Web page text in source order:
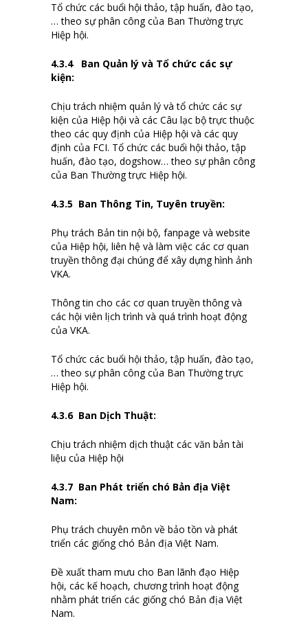
Tổ chức các buổi hội thảo, tập huấn, đào tạo,
… theo sự phân công của Ban Thường trực
Hiệp hội.
4.3.4
Ban Quản lý và Tổ chức các sự
kiện:
Chịu trách nhiệm quản lý và tổ chức các sự
kiện của Hiệp hội và các Câu lạc bộ trực thuộc
theo các quy định của Hiệp hội và các quy
định của FCI. Tổ chức các buổi hội thảo, tập
huấn, đào tạo, dogshow… theo sự phân công
của Ban Thường trực Hiệp hội.
4.3.5 Ban Thông Tin, Tuyên truyền:
Phụ trách Bản tin nội bộ, fanpage và website
của Hiệp hội, liên hệ và làm việc các cơ quan
truyền thông đại chúng để xây dựng hình ảnh
VKA.
Thông tin cho các cơ quan truyền thông và
các hội viên lịch trình và quá trình hoạt động
của VKA.
Tổ chức các buổi hội thảo, tập huấn, đào tạo,
… theo sự phân công của Ban Thường trực
Hiệp hội.
4.3.6 Ban Dịch Thuật:
Chịu trách nhiệm dịch thuật các văn bản tài
liệu của Hiệp hội
4.3.7 Ban Phát triển chó Bản địa Việt
Nam:
Phụ trách chuyên môn về bảo tồn và phát
triển các giống chó Bản địa Việt Nam.
Đề xuất tham mưu cho Ban lãnh đạo Hiệp
hội, các kế hoạch, chương trình hoạt động
nhằm phát triển các giống chó Bản địa Việt
Nam.